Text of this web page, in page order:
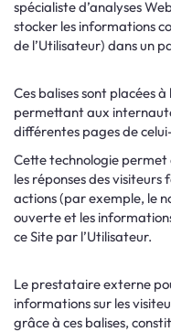
spécialiste d’analyses
stocker les informations
de l’Utilisateur) dans un
Ces balises sont placées
permettant aux
différentes pages de
Cette technologie permet
les réponses des visiteurs
actions (par exemple, le
ouverte et les
ce Site par l’Utilisateur.
Le prestataire externe
informations sur les
grâce à ces balises,